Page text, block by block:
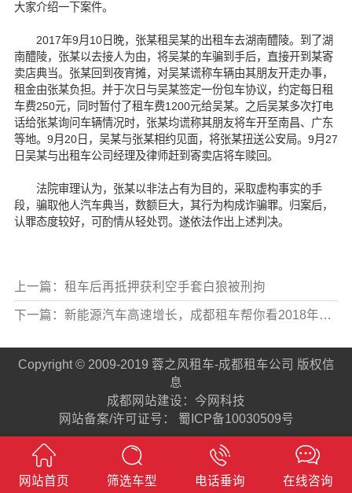
大家介绍一下案件。
2017年9月10日晚，张某租吴某的出租车去湖南醴陵。到了湖
南醴陵，张某以去接人为由，将吴某的车骗到手后，直接开到某寄
卖店典当。张某回到夜宵摊，对吴某谎称车辆由其朋友开走办事，
租金由张某负担。并于次日与吴某签定一份包车协议，约定每日租
车费250元，同时暂付了租车费1200元给吴某。之后吴某多次打电
话给张某询问车辆情况时，张某均谎称其朋友将车开至南昌、广东
等地。9月20日，吴某与张某相约见面，将张某扭送公安局。9月27
日吴某与出租车公司经理及律师赶到寄卖店将车赎回。
法院审理认为，张某以非法占有为目的，采取虚构事实的手
段，骗取他人汽车典当，数额巨大，其行为构成诈骗罪。归案后，
认罪态度较好，可酌情从轻处罚。遂依法作出上述判决。
上一篇：租车后再抵押获利空手套白狼被刑拘
下一篇：新能源汽车高速增长，成都租车帮你看2018年新能源汽车市场？
Copyright © 2009-2019 蓉之风租车-成都租车公司 版权信
息
成都网站建设 ： 今网科技
网站备案/许可证号： 蜀ICP备10030509号
网站首页 筛选车型 电话垂询 在线咨询